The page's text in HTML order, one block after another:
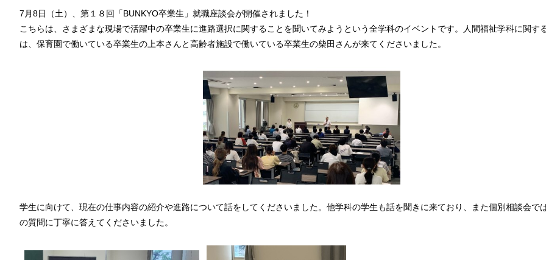
7月8日（土）、第１８回「BUNKYO卒業生」就職座談会が開催されました！
こちらは、さまざまな現場で活躍中の卒業生に進路選択に関することを聞いてみようという全学科のイベントです。人間福祉学科に関す
は、保育園で働いている卒業生の上本さんと高齢者施設で働いている卒業生の柴田さんが来てくださいました。
学生に向けて、現在の仕事内容の紹介や進路について話をしてくださいました。他学科の学生も話を聞きに来ており、また個別相談会で
の質問に丁寧に答えてくださいました。